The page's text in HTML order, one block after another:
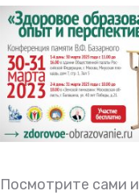
Посмотрите сами и